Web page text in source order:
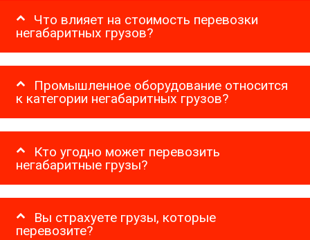
Что влияет на стоимость перевозки
негабаритных грузов?
Промышленное оборудование относится
к категории негабаритных грузов?
Кто угодно может перевозить
негабаритные грузы?
Вы страхуете грузы, которые
перевозите?